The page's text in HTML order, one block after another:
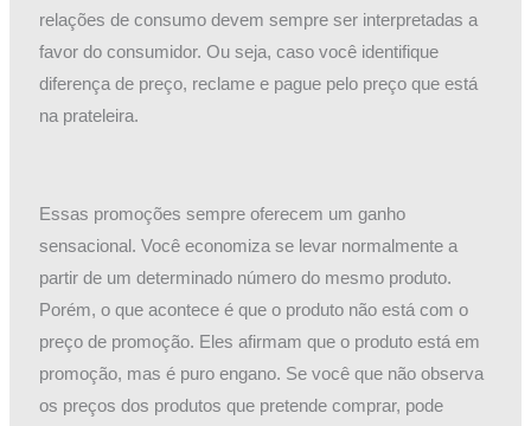
relações de consumo devem sempre ser interpretadas a
favor do consumidor. Ou seja, caso você identifique
diferença de preço, reclame e pague pelo preço que está
na prateleira.
Essas promoções sempre oferecem um ganho
sensacional. Você economiza se levar normalmente a
partir de um determinado número do mesmo produto.
Porém, o que acontece é que o produto não está com o
preço de promoção. Eles afirmam que o produto está em
promoção, mas é puro engano. Se você que não observa
os preços dos produtos que pretende comprar, pode